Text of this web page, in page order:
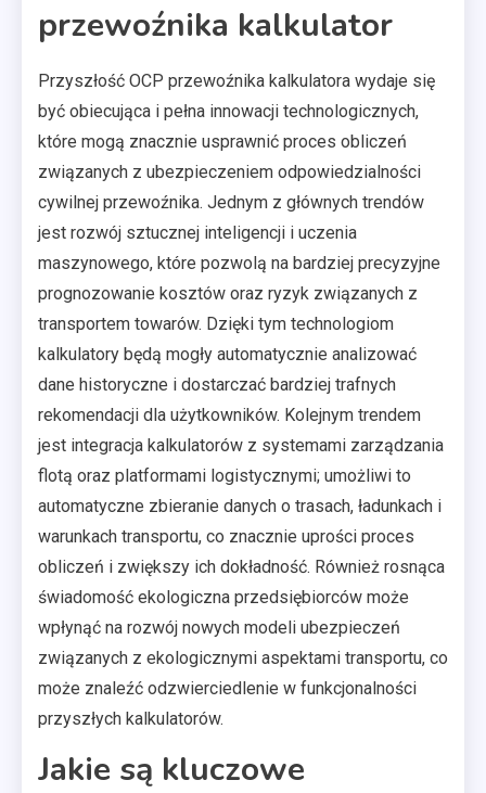
przewoźnika kalkulator
Przyszłość OCP przewoźnika kalkulatora wydaje się
być obiecująca i pełna innowacji technologicznych,
które mogą znacznie usprawnić proces obliczeń
związanych z ubezpieczeniem odpowiedzialności
cywilnej przewoźnika. Jednym z głównych trendów
jest rozwój sztucznej inteligencji i uczenia
maszynowego, które pozwolą na bardziej precyzyjne
prognozowanie kosztów oraz ryzyk związanych z
transportem towarów. Dzięki tym technologiom
kalkulatory będą mogły automatycznie analizować
dane historyczne i dostarczać bardziej trafnych
rekomendacji dla użytkowników. Kolejnym trendem
jest integracja kalkulatorów z systemami zarządzania
flotą oraz platformami logistycznymi; umożliwi to
automatyczne zbieranie danych o trasach, ładunkach i
warunkach transportu, co znacznie uprości proces
obliczeń i zwiększy ich dokładność. Również rosnąca
świadomość ekologiczna przedsiębiorców może
wpłynąć na rozwój nowych modeli ubezpieczeń
związanych z ekologicznymi aspektami transportu, co
może znaleźć odzwierciedlenie w funkcjonalności
przyszłych kalkulatorów.
Jakie są kluczowe